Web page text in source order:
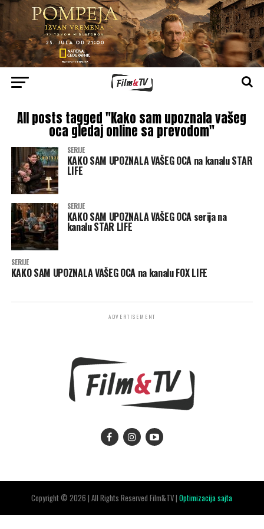
All posts tagged "Kako sam upoznala vašeg
oca gledaj online sa prevodom"
SERIJE
KAKO SAM UPOZNALA VAŠEG OCA na kanalu STAR
LIFE
SERIJE
KAKO SAM UPOZNALA VAŠEG OCA serija na
kanalu STAR LIFE
SERIJE
KAKO SAM UPOZNALA VAŠEG OCA na kanalu FOX LIFE
ADVERTISEMENT
Copyright © 2026 | All Rights Reserved Film&TV |Optimizacija sajta